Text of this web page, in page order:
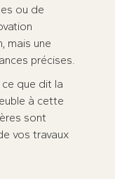
ou de
mais une
précises.
que dit la
à cette
sont
vos travaux